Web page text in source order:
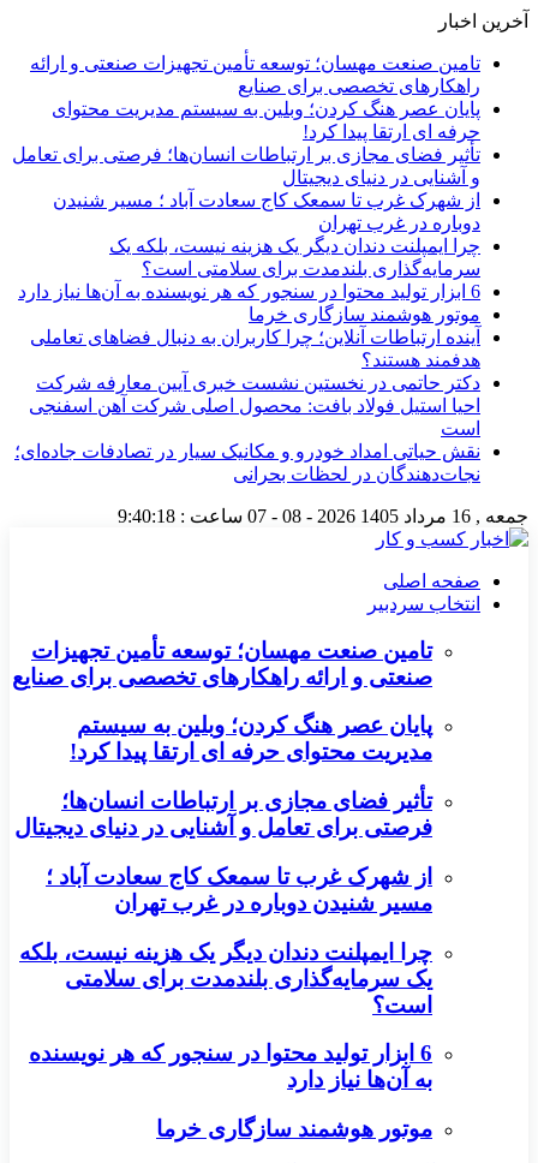
آخرین اخبار
تامین صنعت مهسان؛ توسعه تأمین تجهیزات صنعتی و ارائه
راهکارهای تخصصی برای صنایع
پایان عصر هنگ کردن؛ وبلین به سیستم مدیریت محتوای
حرفه ای ارتقا پیدا کرد!
تأثیر فضای مجازی بر ارتباطات انسان‌ها؛ فرصتی برای تعامل
و آشنایی در دنیای دیجیتال
از شهرک غرب تا سمعک کاج سعادت آباد ؛ مسیر شنیدن
دوباره در غرب تهران
چرا ایمپلنت دندان دیگر یک هزینه نیست، بلکه یک
سرمایه‌گذاری بلندمدت برای سلامتی است؟
6 ابزار تولید محتوا در سنجور که هر نویسنده به آن‌ها نیاز دارد
موتور هوشمند سازگاری خرما
آینده ارتباطات آنلاین؛ چرا کاربران به دنبال فضاهای تعاملی
هدفمند هستند؟
دکتر حاتمی در نخستین نشست خبری آیین معارفه شرکت
احیا استیل فولاد بافت: محصول اصلی شرکت آهن اسفنجی
است
نقش حیاتی امداد خودرو و مکانیک سیار در تصادفات جاده‌ای؛
نجات‌دهندگان در لحظات بحرانی
جمعه , 16 مرداد 1405 2026 - 08 - 07 ساعت : 9:40:19
صفحه اصلی
انتخاب سردبیر
تامین صنعت مهسان؛ توسعه تأمین تجهیزات
صنعتی و ارائه راهکارهای تخصصی برای صنایع
پایان عصر هنگ کردن؛ وبلین به سیستم
مدیریت محتوای حرفه ای ارتقا پیدا کرد!
تأثیر فضای مجازی بر ارتباطات انسان‌ها؛
فرصتی برای تعامل و آشنایی در دنیای دیجیتال
از شهرک غرب تا سمعک کاج سعادت آباد ؛
مسیر شنیدن دوباره در غرب تهران
چرا ایمپلنت دندان دیگر یک هزینه نیست، بلکه
یک سرمایه‌گذاری بلندمدت برای سلامتی
است؟
6 ابزار تولید محتوا در سنجور که هر نویسنده
به آن‌ها نیاز دارد
موتور هوشمند سازگاری خرما